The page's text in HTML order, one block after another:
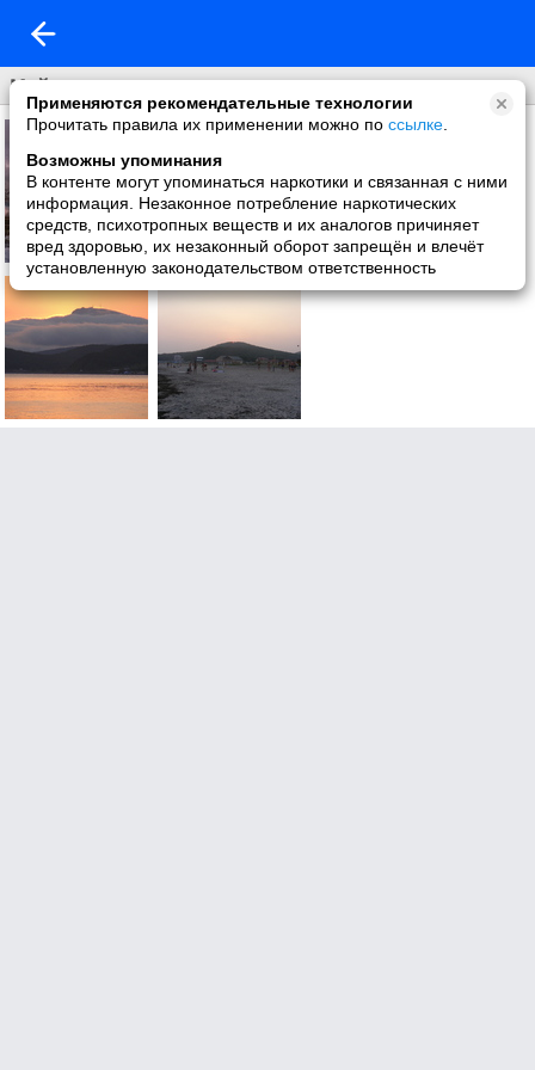
Применяются рекомендательные технологии
Прочитать правила их применении можно по ссылке
Возможны упоминания
В контенте могут упоминаться наркотики и связанная с ними
информация. Незаконное потребление наркотических
средств, психотропных веществ и их аналогов причиняет
вред здоровью, их незаконный оборот запрещён и влечёт
установленную законодательством ответственность
Мой город